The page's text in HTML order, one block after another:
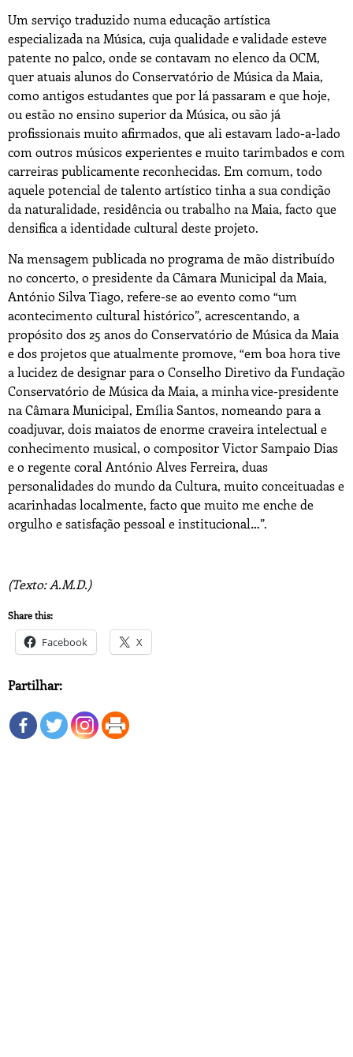
Um serviço traduzido numa educação artística
especializada na Música, cuja qualidade e validade esteve
patente no palco, onde se contavam no elenco da OCM,
quer atuais alunos do Conservatório de Música da Maia,
como antigos estudantes que por lá passaram e que hoje,
ou estão no ensino superior da Música, ou são já
profissionais muito afirmados, que ali estavam lado-a-lado
com outros músicos experientes e muito tarimbados e com
carreiras publicamente reconhecidas. Em comum, todo
aquele potencial de talento artístico tinha a sua condição
da naturalidade, residência ou trabalho na Maia, facto que
densifica a identidade cultural deste projeto.
Na mensagem publicada no programa de mão distribuído
no concerto, o presidente da Câmara Municipal da Maia,
António Silva Tiago, refere-se ao evento como “um
acontecimento cultural histórico”, acrescentando, a
propósito dos 25 anos do Conservatório de Música da Maia
e dos projetos que atualmente promove, “em boa hora tive
a lucidez de designar para o Conselho Diretivo da Fundação
Conservatório de Música da Maia, a minha vice-presidente
na Câmara Municipal, Emília Santos, nomeando para a
coadjuvar, dois maiatos de enorme craveira intelectual e
conhecimento musical, o compositor Victor Sampaio Dias
e o regente coral António Alves Ferreira, duas
personalidades do mundo da Cultura, muito conceituadas e
acarinhadas localmente, facto que muito me enche de
orgulho e satisfação pessoal e institucional…”.
(Texto: A.M.D.)
Share this:
Facebook X
Partilhar: